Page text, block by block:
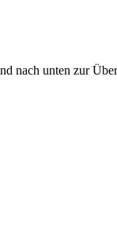
nach unten zur